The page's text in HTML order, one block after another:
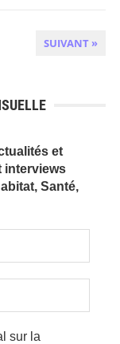
SUIVANT »
et
interviews
Santé,
sur la